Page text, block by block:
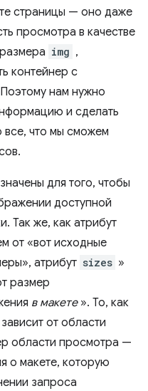
страницы — оно даже
просмотра в качестве
img ,
контейнер с
нам нужно
и сделать
что мы сможем
для того, чтобы
доступной
Так же, как атрибут
от «вот исходные
атрибут sizes »
размер
в макете». То, как
от области
области просмотра —
о макете, которую
запроса